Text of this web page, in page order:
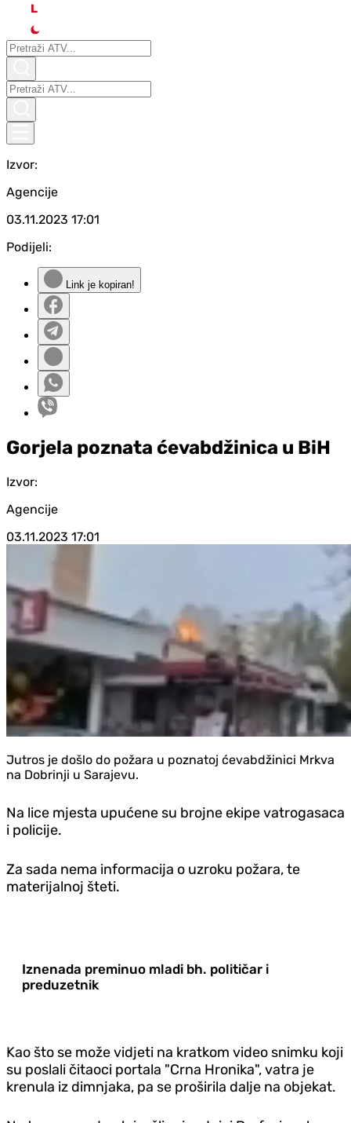
L
Izvor:
Agencije
03.11.2023 17:01
Podijeli:
Link je kopiran!
Gorjela poznata ćevabdžinica u BiH
Izvor:
Agencije
03.11.2023 17:01
Jutros je došlo do požara u poznatoj ćevabdžinici Mrkva
na Dobrinji u Sarajevu.
Na lice mjesta upućene su brojne ekipe vatrogasaca
i policije.
Za sada nema informacija o uzroku požara, te
materijalnoj šteti.
Iznenada preminuo mladi bh. političar i
preduzetnik
Kao što se može vidjeti na kratkom video snimku koji
su poslali čitaoci portala "Crna Hronika", vatra je
krenula iz dimnjaka, pa se proširila dalje na objekat.